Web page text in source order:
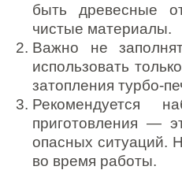
быть древесные
чистые материалы.
Важно не
использовать
затопления турбо-
Рекомендуется
приготовления —
опасных ситуаций.
во время работы.